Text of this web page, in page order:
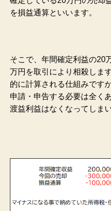
を損益通算といいます。
そこで、年間確定利益の
万円を取引により相殺しま
的に計算される仕組みです
申請・申告する必要は全く
渡益利益はなくなってしま